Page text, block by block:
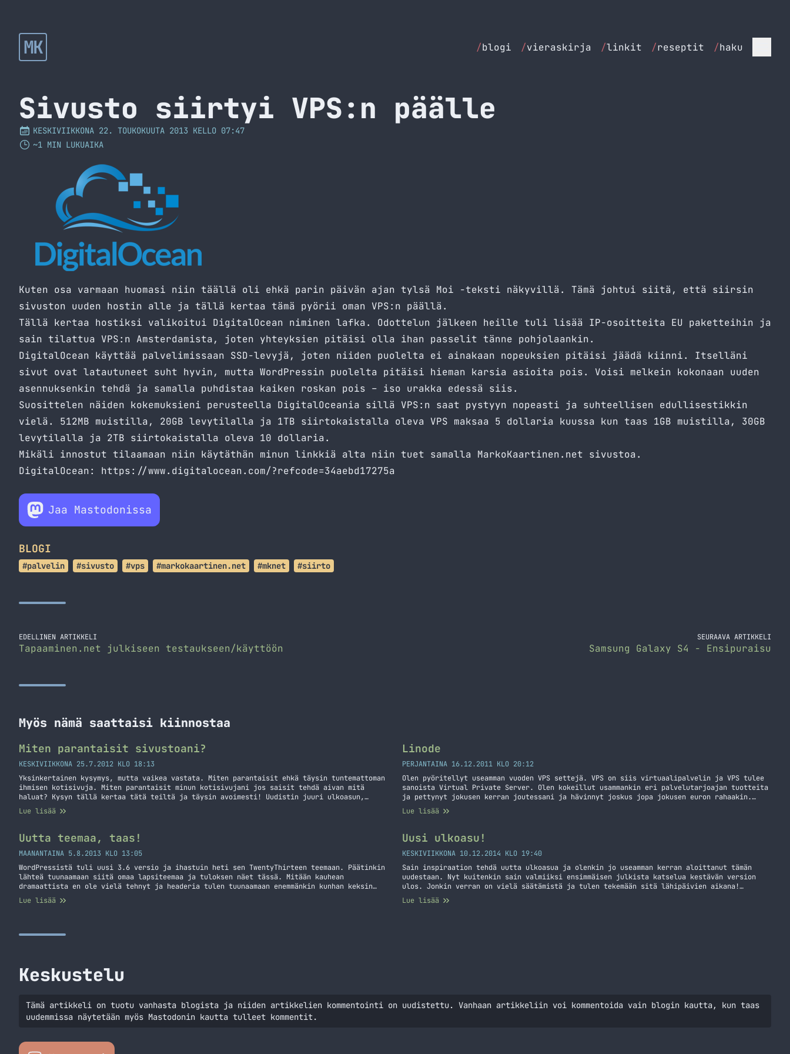
MK /blogi /vieraskirja /linkit /reseptit /haku
Sivusto siirtyi VPS:n päälle
KESKIVIIKKONA 22. TOUKOKUUTA 2013 KELLO 07:47
~1 MIN LUKUAIKA
Kuten osa varmaan huomasi niin täällä oli ehkä parin päivän ajan tylsä Moi -teksti näkyvillä. Tämä johtui siitä, että siirsin
sivuston uuden hostin alle ja tällä kertaa tämä pyörii oman VPS:n päällä.
Tällä kertaa hostiksi valikoitui DigitalOcean niminen lafka. Odottelun jälkeen heille tuli lisää IP-osoitteita EU paketteihin ja
sain tilattua VPS:n Amsterdamista, joten yhteyksien pitäisi olla ihan passelit tänne pohjolaankin.
DigitalOcean käyttää palvelimissaan SSD-levyjä, joten niiden puolelta ei ainakaan nopeuksien pitäisi jäädä kiinni. Itselläni
sivut ovat latautuneet suht hyvin, mutta WordPressin puolelta pitäisi hieman karsia asioita pois. Voisi melkein kokonaan uuden
asennuksenkin tehdä ja samalla puhdistaa kaiken roskan pois – iso urakka edessä siis.
Suosittelen näiden kokemuksieni perusteella DigitalOceania sillä VPS:n saat pystyyn nopeasti ja suhteellisen edullisestikkin
vielä. 512MB muistilla, 20GB levytilalla ja 1TB siirtokaistalla oleva VPS maksaa 5 dollaria kuussa kun taas 1GB muistilla, 30GB
levytilalla ja 2TB siirtokaistalla oleva 10 dollaria.
Mikäli innostut tilaamaan niin käytäthän minun linkkiä alta niin tuet samalla MarkoKaartinen.net sivustoa.
DigitalOcean: https://www.digitalocean.com/?refcode=34aebd17275a
Jaa Mastodonissa
BLOGI
#palvelin #sivusto #vps #markokaartinen.net #mknet #siirto
EDELLINEN ARTIKKELI
Tapaaminen.net julkiseen testaukseen/käyttöön
SEURAAVA ARTIKKELI
Samsung Galaxy S4 - Ensipuraisu
Myös nämä saattaisi kiinnostaa
Miten parantaisit sivustoani?
KESKIVIIKKONA 25.7.2012 KLO 18:13
Yksinkertainen kysymys, mutta vaikea vastata. Miten parantaisit ehkä täysin tuntemattoman
ihmisen kotisivuja. Miten parantaisit minun kotisivujani jos saisit tehdä aivan mitä
haluat? Kysyn tällä kertaa tätä teiltä ja täysin avoimesti! Uudistin juuri ulkoasun,
joten sitä en lähde ainakaan ihan heti uusimaan. Muihin ominaisuuksiin teillä olisi
kuitenkin mahdollisuus vaikuttaa! Sisältöönkin voitte vaikuttaa ehdottamalla aiheita ja
Lue lisää
Linode
PERJANTAINA 16.12.2011 KLO 20:12
Olen pyöritellyt useamman vuoden VPS settejä. VPS on siis virtuaalipalvelin ja VPS tulee
sanoista Virtual Private Server. Olen kokeillut usammankin eri palvelutarjoajan tuotteita
ja pettynyt jokusen kerran joutessani ja hävinnyt joskus jopa jokusen euron rahaakin.
Olen nyt vihdoin löytänyt jokusen luotettavan jossa homma vaan pelaa, nyt oikestaan olen
löytänyt yhden luottopaikan. Kyseessä on nimittäin Linode… Jatka lukemista Linode
Lue lisää
Uutta teemaa, taas!
MAANANTAINA 5.8.2013 KLO 13:05
WordPressistä tuli uusi 3.6 versio ja ihastuin heti sen TwentyThirteen teemaan. Päätinkin
lähteä tuunaamaan siitä omaa lapsiteemaa ja tuloksen näet tässä. Mitään kauhean
dramaattista en ole vielä tehnyt ja headeria tulen tuunaamaan enemmänkin kunhan keksin
millaiseksi haluan tehdä sen. Leveyttä lisäsin sillä oletuksena sitä oli mielestäni liian
vähän. Otin myös kasan lisäosia pois päältä ja… Jatka lukemista Uutta teemaa, taas!
Lue lisää
Uusi ulkoasu!
KESKIVIIKKONA 10.12.2014 KLO 19:40
Sain inspiraation tehdä uutta ulkoasua ja olenkin jo useamman kerran aloittanut tämän
uudestaan. Nyt kuitenkin sain valmiiksi ensimmäisen julkista katselua kestävän version
ulos. Jonkin verran on vielä säätämistä ja tulen tekemään sitä lähipäivien aikana!
Kommentit ja muut viestit voi pistää tuohon kommenttiboxiin!
Lue lisää
Keskustelu
Tämä artikkeli on tuotu vanhasta blogista ja niiden artikkelien kommentointi on uudistettu. Vanhaan artikkeliin voi kommentoida vain blogin kautta, kun taas
uudemmissa näytetään myös Mastodonin kautta tulleet kommentit.